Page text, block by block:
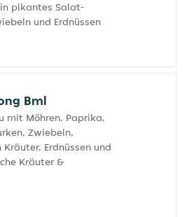
pikantes Salat-
und Erdnüssen
Bml
mit Möhren, Paprika,
Zwiebeln,
Erdnüssen und
Kräuter &